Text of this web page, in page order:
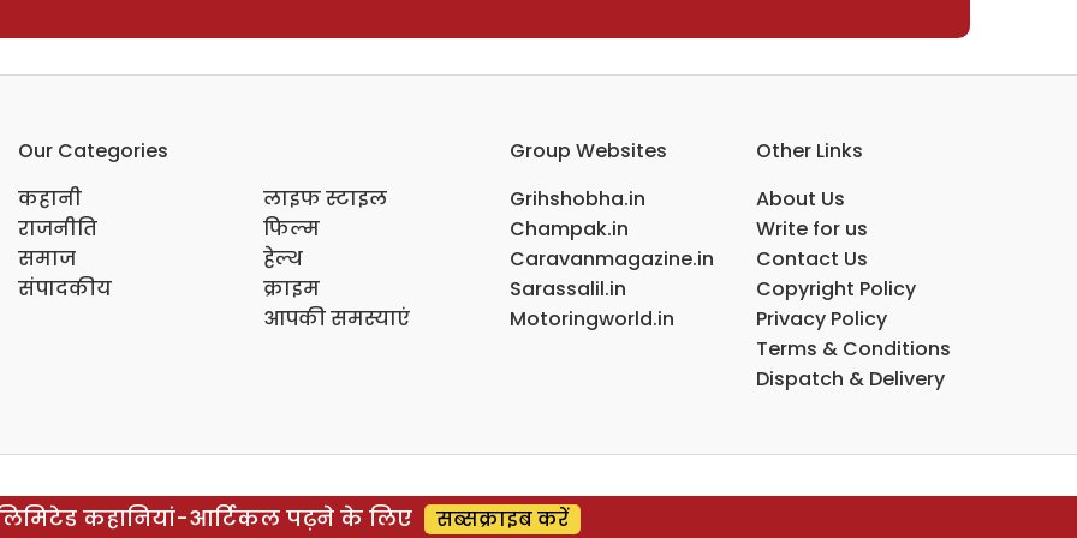
Our Categories
कहानी
राजनीति
समाज
संपादकीय
लाइफ स्टाइल
फिल्म
हेल्थ
क्राइम
आपकी समस्याएं
Group Websites
Grihshobha.in
Champak.in
Caravanmagazine.in
Sarassalil.in
Motoringworld.in
Other Links
About Us
Write for us
Contact Us
Copyright Policy
Privacy Policy
Terms & Conditions
Dispatch & Delivery
कहानियां-आर्टिकल पढ़ने के लिए सब्सक्राइब करें